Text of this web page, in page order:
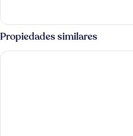
-
No
Lift
Bed
Non
AC
No
Propiedades similares
Mavi Retreat